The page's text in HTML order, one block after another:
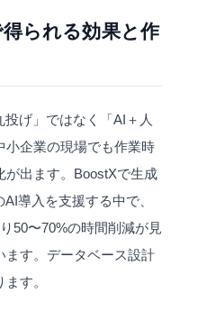
られる効果と作
げ」ではなく「AI＋人
小企業の現場でも作業時
が出ます。BoostXで生成
導入を支援する中で、
50〜70%の時間削減が見
ます。データベース設計
す。